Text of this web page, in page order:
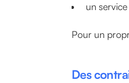
un
Pour un
Des